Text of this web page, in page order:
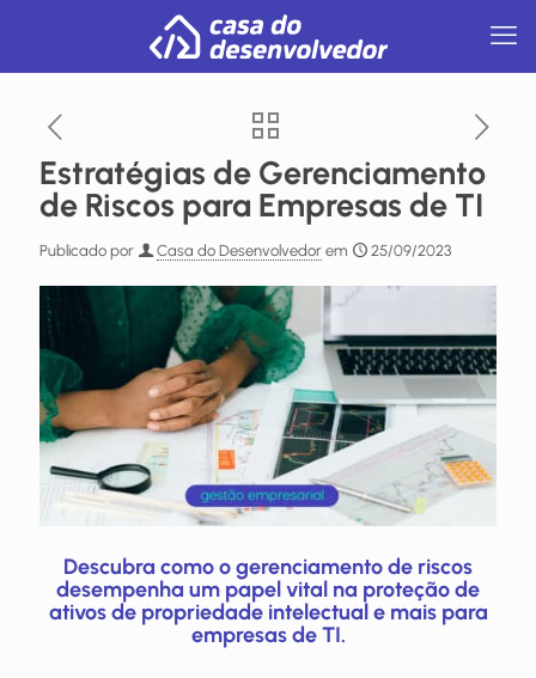
Estratégias de Gerenciamento
de Riscos para Empresas de TI
Publicado por Casa do Desenvolvedor em 25/09/2023
Descubra como o gerenciamento de riscos
desempenha um papel vital na proteção de
ativos de propriedade intelectual e mais para
empresas de TI.